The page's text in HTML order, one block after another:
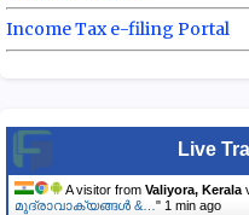
Income Tax e-filing Portal
Live
A visitor from Valiyora, Kerala
മുദ്രാവാക്യങ്ങൾ &… " 1 min ago